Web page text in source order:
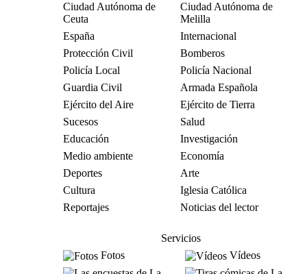
Ciudad Autónoma de
Ceuta
Ciudad Autónoma de
Melilla
España
Internacional
Protección Civil
Bomberos
Policía Local
Policía Nacional
Guardia Civil
Armada Española
Ejército del Aire
Ejército de Tierra
Sucesos
Salud
Educación
Investigación
Medio ambiente
Economía
Deportes
Arte
Cultura
Iglesia Católica
Reportajes
Noticias del lector
Servicios
Fotos
Vídeos